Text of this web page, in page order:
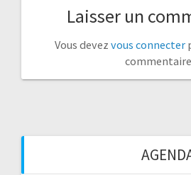
Laisser un
Vous devez vous connecter